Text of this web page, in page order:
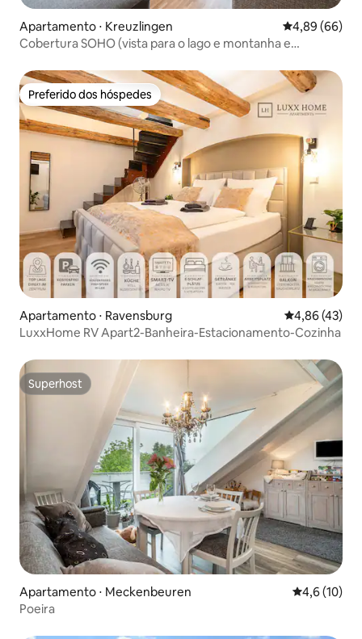
Apartamento ⋅ Kreuzlingen 4,89 de uma
4,89 (66)
Cobertura SOHO (vista para o lago e montanha e
Preferido dos hóspedes
Preferido dos hóspedes
Apartamento ⋅ Ravensburg 4,86 de uma
4,86 (43)
LuxxHome RV Apart2-Banheira-Estacionamento-Cozinha
Superhost
Superhost
Apartamento ⋅ Meckenbeuren 4,6 de uma
4,6 (10)
Poeira